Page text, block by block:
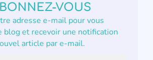
VOUS
adresse e-mail pour vous
blog et recevoir une notification
article par e-mail.